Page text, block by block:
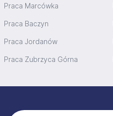
Praca Marcówka
Praca Baczyn
Praca Jordanów
Praca Zubrzyca Górna